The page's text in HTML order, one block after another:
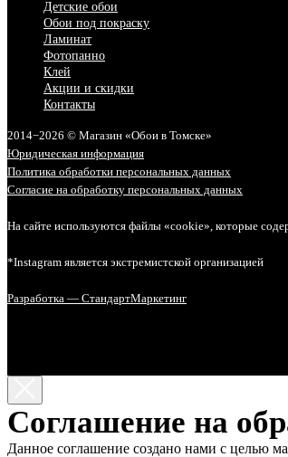
Детские обои
Обои под покраску
Ламинат
Фотопанно
Клей
Акции и скидки
Контакты
2014−2026 © Магазин «Обои в Томске»
Юридическая информация
Политика обработки персональных данных
Согласие на обработку персональных данных
На сайте используются файлы «cookie», которые
*Instagram является экстремистской организацией
Разработка — СтандартМаркетинг
Соглашение на
Данное соглашение создано нами с целью